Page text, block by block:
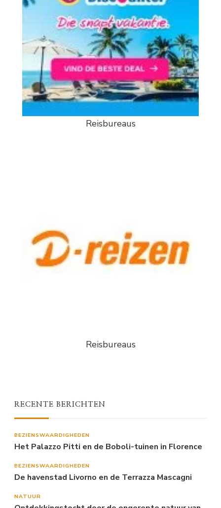
Reisbureaus
Reisbureaus
RECENTE BERICHTEN
BEZIENSWAARDIGHEDEN
Het Palazzo Pitti en de Boboli-tuinen in Florence
BEZIENSWAARDIGHEDEN
De havenstad Livorno en de Terrazza Mascagni
NATUUR